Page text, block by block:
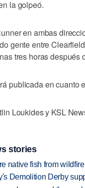
la golpeó.
en ambas
gente entre
tres horas después
publicada en cuanto
Loukides y KSL
stories
native fish from wildfire
Demolition Derby